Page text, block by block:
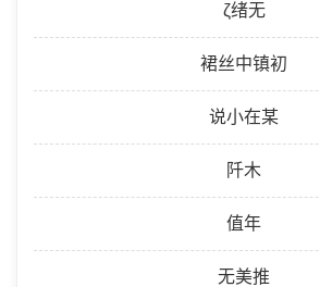
ζ绪无
裙丝中镇初
说小在某
阡木
值年
无美推